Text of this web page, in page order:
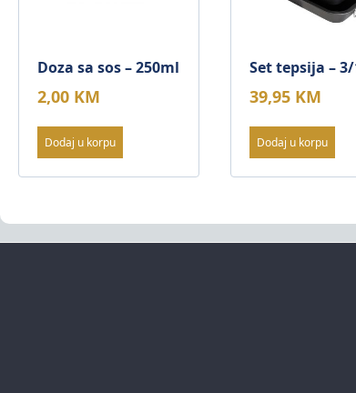
Doza sa sos – 250ml
2,00 KM
Dodaj u korpu
Set tepsija – 3/
39,95 KM
Dodaj u korpu